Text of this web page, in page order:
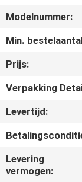
NEEM
CONTACT
MET
ONS
OP
Modelnummer:
Min.
Prijs:
Verpakking
Levertijd:
Levering
vermogen: